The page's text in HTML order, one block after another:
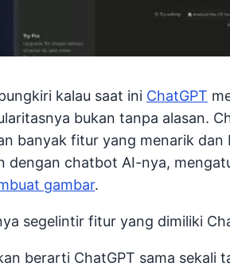
kalau saat ini ChatGPT
bukan tanpa alasan.
banyak fitur yang menarik dan
dengan chatbot AI-nya,
gambar.
segelintir fitur yang dimiliki
berarti ChatGPT sama sekali